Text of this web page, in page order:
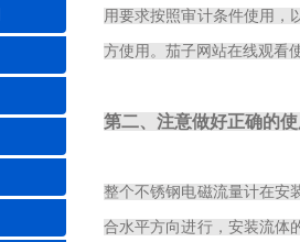
用要求按照审计条件使用，
方使用。茄子网站在线观看
第二、注意做好正确的
整个不锈钢电磁流量计在安
合水平方向进行，安装流体